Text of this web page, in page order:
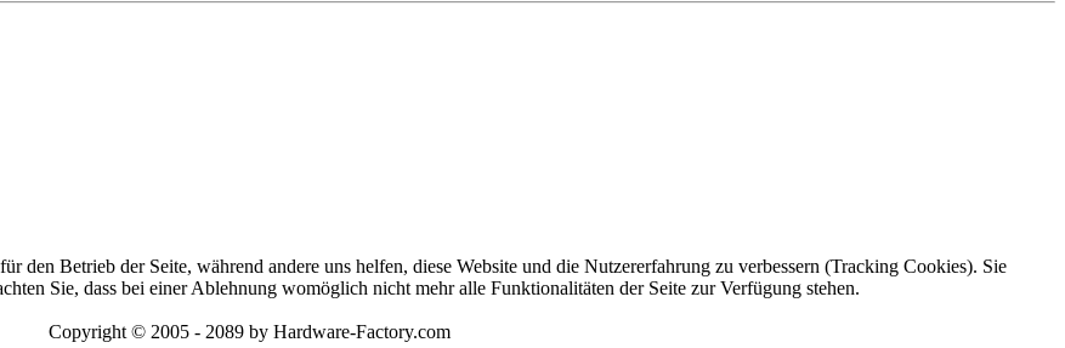
Copyright © 2005 - 2089 by Hardware-Factory.com
den Betrieb der Seite, während andere uns helfen, diese Website und die Nutzererfahrung zu verbessern (Tracking Cookies). Sie
Sie, dass bei einer Ablehnung womöglich nicht mehr alle Funktionalitäten der Seite zur Verfügung stehen.